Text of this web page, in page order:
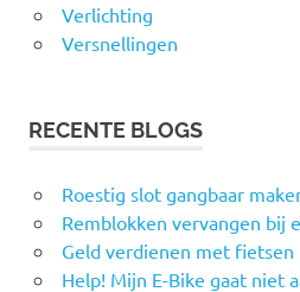
Verlichting
Versnellingen
RECENTE BLOGS
Roestig slot gangbaar
Remblokken vervangen bij
Geld verdienen met fietsen
Help! Mijn E-Bike gaat niet